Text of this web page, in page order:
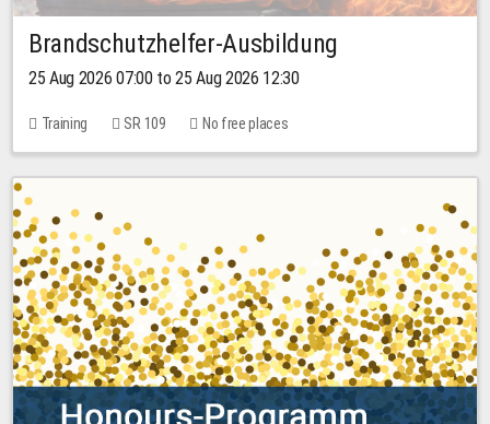
Brandschutzhelfer-Ausbildung
25 Aug 2026 07:00 to 25 Aug 2026 12:30
Training SR 109 No free places